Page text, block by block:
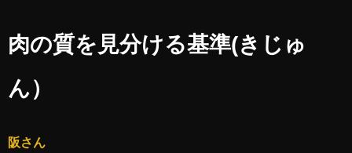
肉の質を見分ける基準(きじゅ
ん）
阪さん